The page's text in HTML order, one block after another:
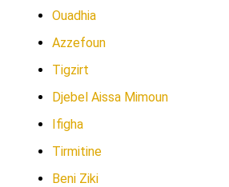
Ouadhia
Azzefoun
Tigzirt
Djebel Aissa Mimoun
Ifigha
Tirmitine
Beni Ziki